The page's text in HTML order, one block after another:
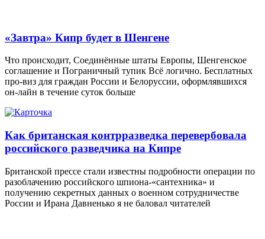
«Завтра» Кипр будет в Шенгене
Что происходит, Соединённые штаты Европы, Шенгенское
соглашение и Пограничный тупик Всё логично. Бесплатных
про-виз для граждан России и Белоруссии, оформлявшихся
он-лайн в течение суток больше
Как британская контрразведка перевербовала
российского разведчика на Кипре
Британской прессе стали известны подробности операции по
разоблачению российского шпиона-«сантехника» и
получению секретных данных о военном сотрудничестве
России и Ирана Давненько я не баловал читателей